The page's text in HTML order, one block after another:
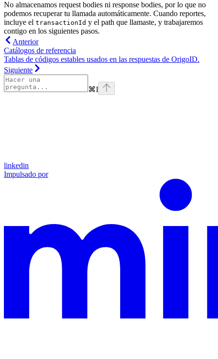
No almacenamos request bodies ni response bodies, por lo que no
podemos recuperar tu llamada automáticamente. Cuando reportes,
incluye el transactionId y el path que llamaste, y trabajaremos
contigo en los siguientes pasos.
Anterior
Catálogos de referencia
Tablas de códigos estables usados en las respuestas de OrigoID.
Siguiente
⌘I
linkedin
Impulsado por